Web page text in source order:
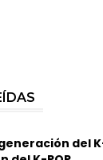
del